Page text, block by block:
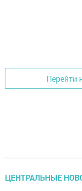
Перейти
ЦЕНТРАЛЬНЫЕ